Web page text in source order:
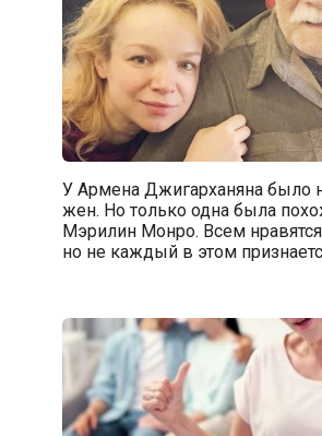
У Армена Джигарханяна было
жен. Но только одна была
Мэрилин Монро. Всем
но не каждый в этом